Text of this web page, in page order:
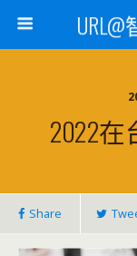
2022
Share